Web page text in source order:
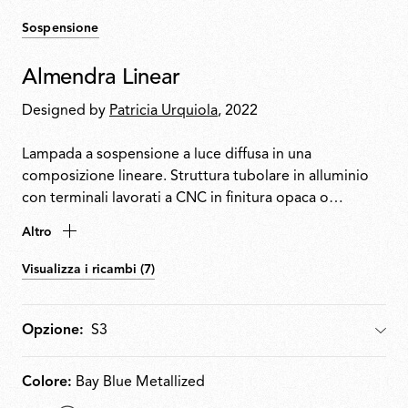
Sospensione
Almendra Linear
Designed by Patricia Urquiola, 2022
Lampada a sospensione a luce diffusa in una
composizione lineare. Struttura tubolare in alluminio
con terminali lavorati a CNC in finitura opaca o
Edge Lighting. Le unità luminose possono ruotare con
incrementi di 60° per regolare la direzione di
elettronica integrata che supporta dimming 1-10 V,
DALI o push-dim.
Altro
Visualizza i ricambi (7)
Opzione: Opzione
Colore: Bay Blue Metallized